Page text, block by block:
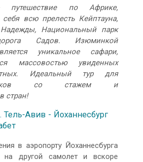
путешествие по Африке,
всю прелесть Кейптауна,
Национальный парк
Садов. Изюминкой
уникальное сафари,
массовостью увиденных
Идеальный тур для
со стажем и
стран!
Тель-Авив - Йоханнесбург
в аэропорту Йоханнесбурга
на другой самолет и вскоре